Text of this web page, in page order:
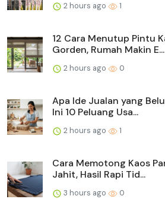
2 hours ago 1
12 Cara Menutup Pintu
Gorden, Rumah Makin E...
2 hours ago 0
Apa Ide Jualan yang
Ini 10 Peluang Usa...
2 hours ago 1
Cara Memotong Kaos
Jahit, Hasil Rapi Tid...
3 hours ago 0